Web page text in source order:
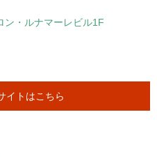
ン・ルナマーレビル1F
イトはこちら